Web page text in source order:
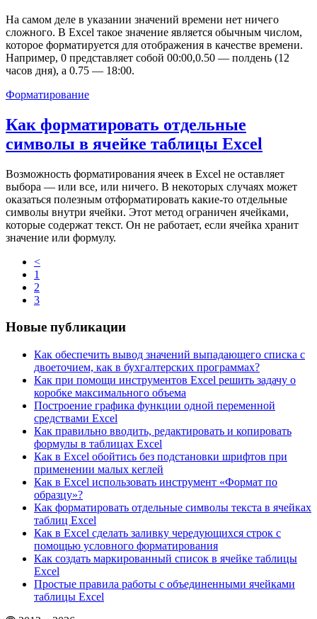
На самом деле в указании значений времени нет ничего
сложного. В Excel такое значение является обычным числом,
которое форматируется для отображения в качестве времени.
Например, 0 представляет собой 00:00,0.50 — полдень (12
часов дня), а 0.75 — 18:00.
Форматирование
Как форматировать отдельные
символы в ячейке таблицы Excel
Возможность форматирования ячеек в Excel не оставляет
выбора — или все, или ничего. В некоторых случаях может
оказаться полезным отформатировать какие-то отдельные
символы внутри ячейки. Этот метод ограничен ячейками,
которые содержат текст. Он не работает, если ячейка хранит
значение или формулу.
<
1
2
3
Новые публикации
Как обеспечить вывод значений выпадающего списка с
двоеточием, как в бухгалтерских программах?
Как при помощи инструментов Excel решить задачу о
коробке максимального объема
Построение графика функции одной переменной
средствами Excel
Как правильно вводить, редактировать и копировать
формулы в таблицах Excel
Как в Excel обойтись без подстановки шрифтов при
применении малых кеглей
Как в Excel использовать инструмент «Формат по
образцу»?
Как форматировать отдельные символы текста в ячейках
таблиц Excel
Как в Excel сделать заливку чередующихся строк с
помощью условного форматирования
Как создать маркированный список в ячейке таблицы
Excel
Простые правила работы с объединенными ячейками
таблицы Excel